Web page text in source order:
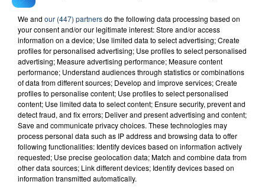
FIL D'ACTU
23 juillet 2026
INCENDIE MORTEL À LENS : UNE FEMME ET
SON BÉBÉ ENTRE LA VIE ET LA...
Un homme s'est immolé par le feu après avoir
We and our (447) partnersdo the following data processing based on
your consent and/or our legitimate interest: Store and/or access
information on a device; Use limited data to select advertising; Create
profiles for personalised advertising; Use profiles to select personalised
advertising; Measure advertising performance; Measure content
performance; Understand audiences through statistics or combinations
of data from different sources; Develop and improve services; Create
profiles to personalise content; Use profiles to select personalised
content; Use limited data to select content; Ensure security, prevent and
detect fraud, and fix errors; Deliver and present advertising and content;
Save and communicate privacy choices. These technologies may
process personal data such as IP address and browsing data to offer
following functionalities: Identify devices based on information actively
requested; Use precise geolocation data; Match and combine data from
other data sources; Link different devices; Identify devices based on
information transmitted automatically.